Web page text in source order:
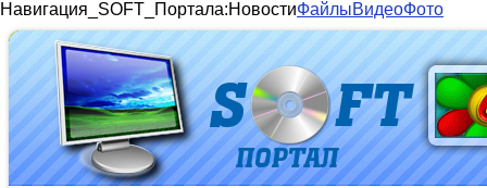
Навигация_SOFT_Портала:НовостиФайлыВидеоФото